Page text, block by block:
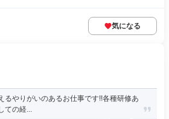
気になる
るやりがいのあるお仕事です!!各種研修あ
ての経...